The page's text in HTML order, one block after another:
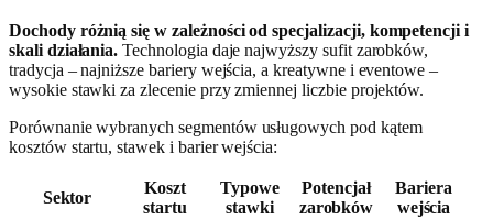
Dochody różnią się w zależności od specjalizacji, kompetencji i
skali działania. Technologia daje najwyższy sufit zarobków,
tradycja – najniższe bariery wejścia, a kreatywne i eventowe –
wysokie stawki za zlecenie przy zmiennej liczbie projektów.
Porównanie wybranych segmentów usługowych pod kątem
kosztów startu, stawek i barier wejścia:
Sektor
Koszt
startu
Typowe
stawki
Potencjał
zarobków
Bariera
wejścia